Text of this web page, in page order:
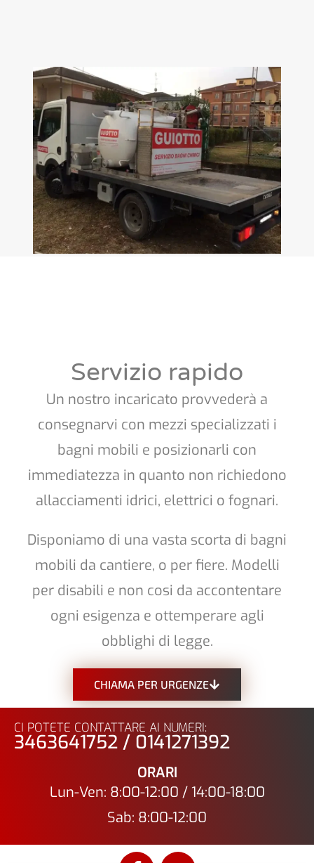
Servizio rapido
Un nostro incaricato provvederà a
consegnarvi con mezzi specializzati i
bagni mobili e posizionarli con
immediatezza in quanto non richiedono
allacciamenti idrici, elettrici o fognari.
Disponiamo di una vasta scorta di bagni
mobili da cantiere, o per fiere. Modelli
per disabili e non cosi da accontentare
ogni esigenza e ottemperare agli
obblighi di legge.
CHIAMA PER URGENZE
CI POTETE CONTATTARE AI NUMERI:
3463641752 / 0141271392
ORARI
Lun-Ven: 8:00-12:00 / 14:00-18:00
Sab: 8:00-12:00